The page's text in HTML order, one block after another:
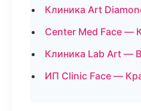
Клиника Art
Center Med Face —
Клиника Lab Art —
ИП Clinic Face —